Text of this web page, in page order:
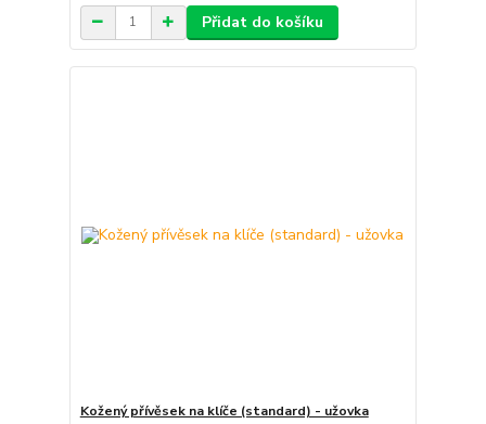
Přidat do košíku
Kožený přívěsek na klíče (standard) - užovka